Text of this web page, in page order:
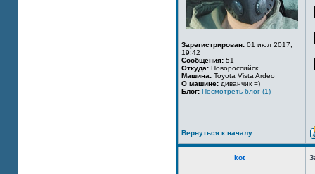
Зарегистрирован: 01 июл 2017,
19:42
Сообщения: 51
Откуда: Новороссийск
Машина: Toyota Vista Ardeo
О машине: диванчик =)
Блог: Посмотреть блог (1)
Вернуться к началу
kot_